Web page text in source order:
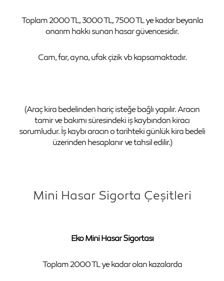
Toplam 2000 TL, 3000 TL, 7500 TL ye kadar beyanla
onarım hakkı sunan hasar güvencesidir.
Cam, far, ayna, ufak çizik vb kapsamaktadır.
(Araç kira bedelinden hariç isteğe bağlı yapılır. Aracın
tamir ve bakımı süresindeki iş kaybından kiracı
sorumludur. İş kaybı aracın o tarihteki günlük kira bedeli
üzerinden hesaplanır ve tahsil edilir.)
Mini Hasar Sigorta Çeşitleri
Eko Mini Hasar Sigortası
Toplam 2000 TL ye kadar olan kazalarda